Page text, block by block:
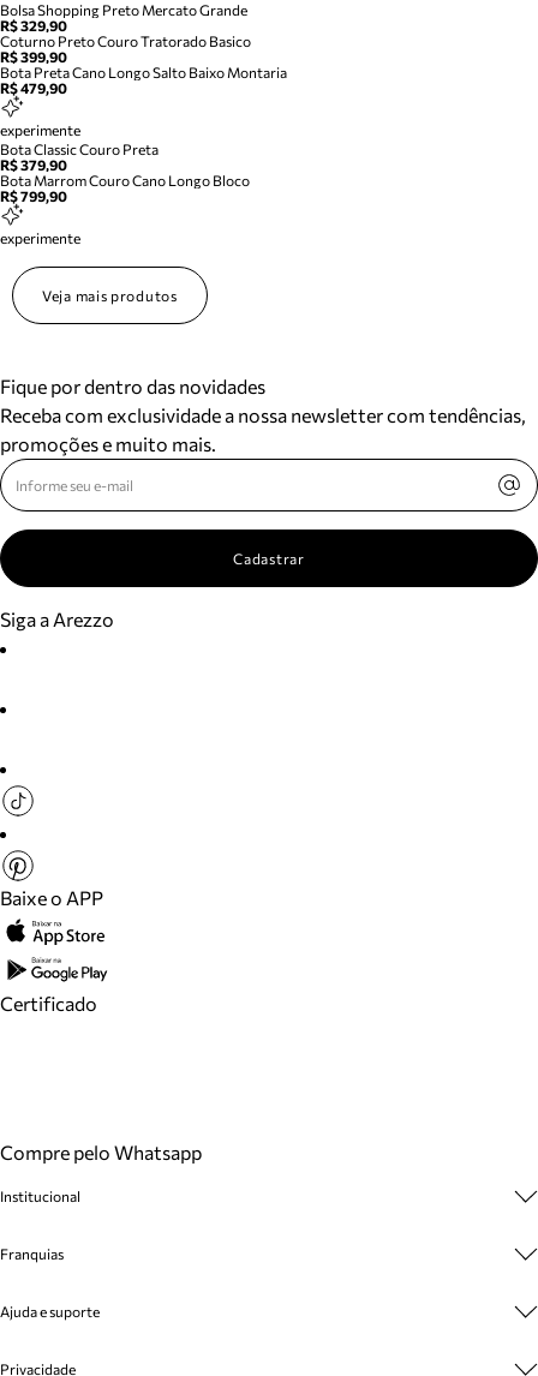
Bolsa Shopping Preto Mercato Grande
R$ 329,90
Coturno Preto Couro Tratorado Basico
R$ 399,90
Bota Preta Cano Longo Salto Baixo Montaria
R$ 479,90
experimente
Bota Classic Couro Preta
R$ 379,90
Bota Marrom Couro Cano Longo Bloco
R$ 799,90
experimente
Veja mais produtos
Fique por dentro das novidades
Receba com exclusividade a nossa newsletter com tendências,
promoções e muito mais.
Cadastrar
Siga a Arezzo
Baixe o APP
Certificado
Compre pelo Whatsapp
Institucional
Cashback
Venda Corporativa
Franquias
Plano de Negócio
Ajuda e suporte
Privacidade